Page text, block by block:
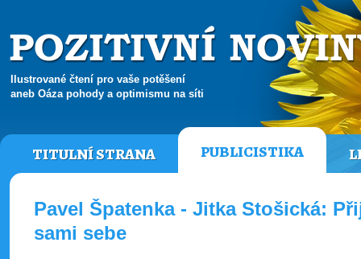
Ilustrované čtení pro vaše potěšení
aneb Oáza pohody a optimismu na síti
TITULNÍ STRANA PUBLICISTIKA
Pavel Špatenka - Jitka Stošická:
sami sebe